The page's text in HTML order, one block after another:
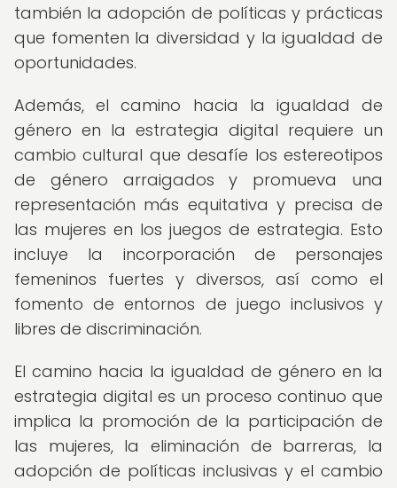
también la adopción de políticas y prácticas
que fomenten la diversidad y la igualdad de
oportunidades.
Además, el camino hacia la igualdad de
género en la estrategia digital requiere un
cambio cultural que desafíe los estereotipos
de género arraigados y promueva una
representación más equitativa y precisa de
las mujeres en los juegos de estrategia. Esto
incluye la incorporación de personajes
femeninos fuertes y diversos, así como el
fomento de entornos de juego inclusivos y
libres de discriminación.
El camino hacia la igualdad de género en la
estrategia digital es un proceso continuo que
implica la promoción de la participación de
las mujeres, la eliminación de barreras, la
adopción de políticas inclusivas y el cambio